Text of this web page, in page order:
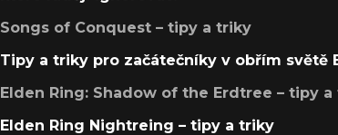
Songs of Conquest – tipy a triky
Tipy a triky pro začátečníky v obřím světě
Elden Ring: Shadow of the Erdtree – tipy
Elden Ring Nightreing – tipy a triky